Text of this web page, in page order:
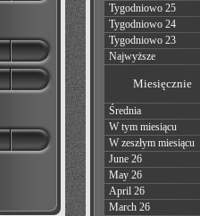
Tygodniowo 25
Tygodniowo 24
Tygodniowo 23
Najwyższe
Miesięcznie
Średnia
W tym miesiącu
W zeszłym miesiącu
June 26
May 26
April 26
March 26